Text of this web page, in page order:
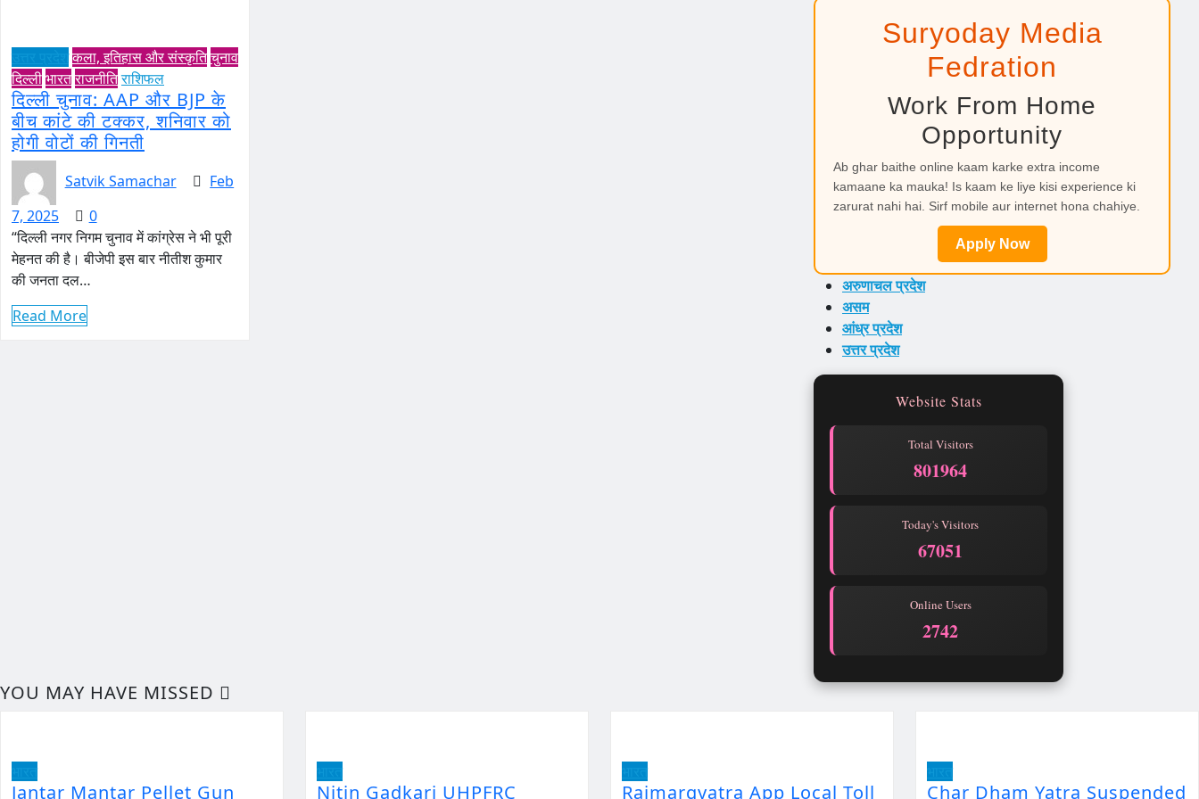
कला, इतिहास और संस्कृतिचुनाव
दिल्लीभारतराजनीतिराशिफल
दिल्ली चुनाव: AAP और BJP के
बीच कांटे की टक्कर, शनिवार को
होगी वोटों की गिनती
Satvik Samachar
Feb
7, 2025
0
“दिल्ली नगर निगम चुनाव में कांग्रेस ने भी पूरी
मेहनत की है। बीजेपी इस बार नीतीश कुमार
की जनता दल…
Read More
Suryoday Media
Fedration
Work From Home
Opportunity
Ab ghar baithe online kaam karke extra income
kamaane ka mauka! Is kaam ke liye kisi experience ki
zarurat nahi hai. Sirf mobile aur internet hona chahiye.
Apply Now
अरुणाचल प्रदेश
असम
आंध्र प्रदेश
उत्तर प्रदेश
Website Stats
Total Visitors
801964
Today's Visitors
67051
Online Users
2742
YOU MAY HAVE MISSED
Jantar Mantar Pellet Gun Nitin Gadkari UHPFRC Rajmargyatra App Local Toll Char Dham Yatra Suspended